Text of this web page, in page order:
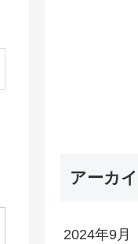
アーカ
2024年9月